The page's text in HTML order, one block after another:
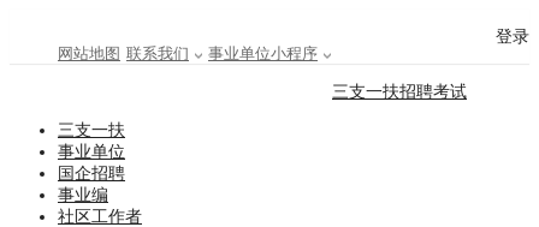
网站地图 联系我们 事业单位小程序
登录
三支一扶招聘考试
三支一扶
事业单位
国企招聘
事业编
社区工作者